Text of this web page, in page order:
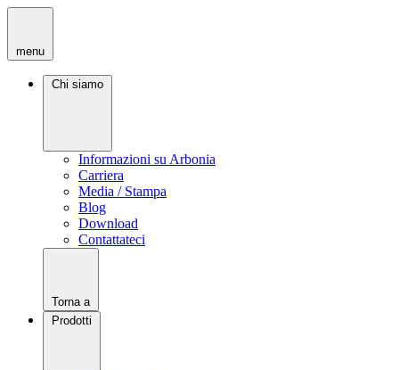
menu
Chi siamo
Informazioni su Arbonia
Carriera
Media / Stampa
Blog
Download
Contattateci
Torna a
Prodotti